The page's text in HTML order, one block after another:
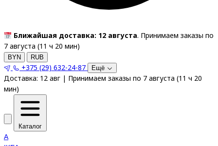
Ближайшая доставка: 12 августа. Принимаем заказы по
7 августа (11 ч 20 мин)
BYN RUB
+375 (29) 632-24-87 Ещё
Доставка: 12 авг | Принимаем заказы по 7 августа (11 ч 20
мин)
Каталог
A